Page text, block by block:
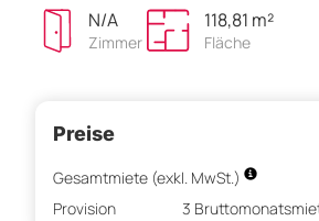
N/A
Zimmer
118,81 m²
Fläche
Preise
Gesamtmiete (exkl. MwSt.)
Provision
3